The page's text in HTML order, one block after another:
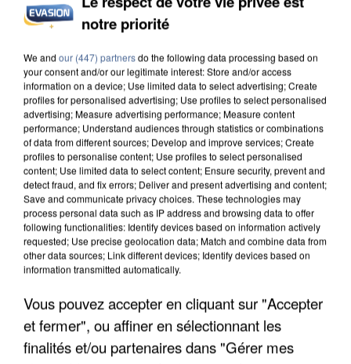
INCENDIES : L’ÎLE-DE-FRANCE LANCE UN ÉLAN
DE SOLIDARITÉ AVEC LES...
APRÈS TOUTES CES CANICULES, LES REFUGES
DE FAUNE SAUVAGE SONT...
notre priorité
We and our (447) partnersdo the following data processing based on
your consent and/or our legitimate interest: Store and/or access
information on a device; Use limited data to select advertising; Create
profiles for personalised advertising; Use profiles to select personalised
advertising; Measure advertising performance; Measure content
performance; Understand audiences through statistics or combinations
of data from different sources; Develop and improve services; Create
profiles to personalise content; Use profiles to select personalised
content; Use limited data to select content; Ensure security, prevent and
detect fraud, and fix errors; Deliver and present advertising and content;
Save and communicate privacy choices. These technologies may
process personal data such as IP address and browsing data to offer
following functionalities: Identify devices based on information actively
requested; Use precise geolocation data; Match and combine data from
other data sources; Link different devices; Identify devices based on
information transmitted automatically.
Vous pouvez accepter en cliquant sur "Accepter
et fermer", ou affiner en sélectionnant les
finalités et/ou partenaires dans "Gérer mes